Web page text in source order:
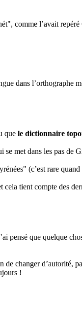
comme l’avait
dans l’orthographe
que le dictionnaire
met dans les pas
(c’est rare
tient compte des
pensé que quelque
changer
!